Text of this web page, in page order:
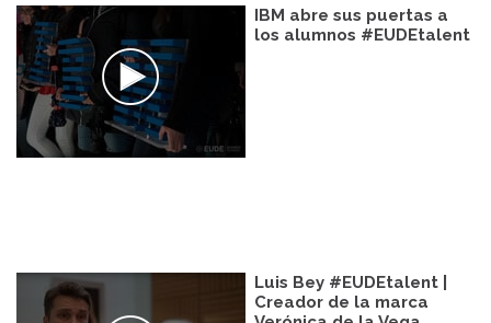
IBM abre sus puertas a
los alumnos #EUDEtalent
Luis Bey #EUDEtalent |
Creador de la marca